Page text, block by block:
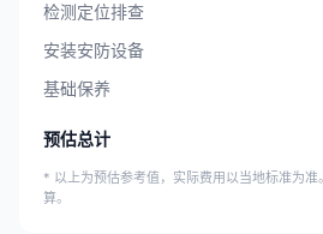
检测定位排查
安装安防设备
基础保养
预估总计
* 以上为预估参考值，实际费用以当地标准为
算。